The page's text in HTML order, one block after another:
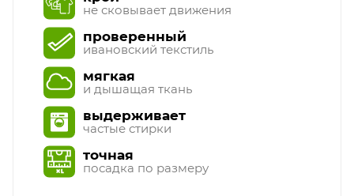
не сковывает движения
проверенный
ивановский текстиль
мягкая
и дышащая ткань
выдерживает
частые стирки
точная
посадка по размеру